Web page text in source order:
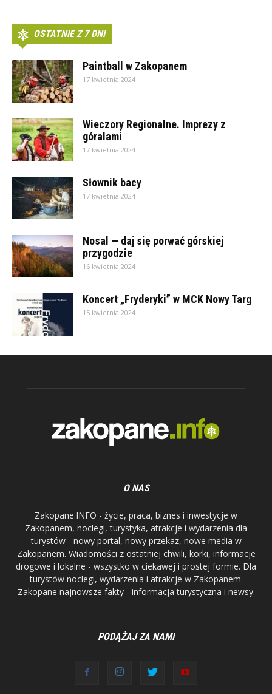
OSTATNIE Z 7 DNI
Paintball w Zakopanem
17 kwietnia 2024
Wieczory Regionalne. Imprezy z
góralami
17 kwietnia 2024
Słownik bacy
17 kwietnia 2024
Nosal — daj się porwać górskiej
przygodzie
16 kwietnia 2024
Koncert „Fryderyki” w MCK Nowy Targ
15 kwietnia 2024
O NAS
Zakopane.INFO - życie, praca, biznes i inwestycje w
Zakopanem, noclegi, turystyka, atrakcje i wydarzenia dla
turystów - nowy portal, nowy przekaz, nowe media w
Zakopanem. Wiadomości z ostatniej chwili, korki, informacje
drogowe i lokalne - wszystko w ciekawej i prostej formie. Dla
turystów noclegi, wydarzenia i atrakcje w Zakopanem.
Zakopane najnowsze fakty - informacja turystyczna i newsy.
PODĄŻAJ ZA NAMI